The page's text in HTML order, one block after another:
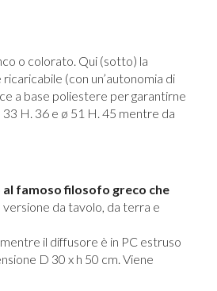
o colorato. Qui (sotto) la
(con un’autonomia di
a base poliestere per garantirne
H. 36 e ø 51 H. 45 mentre da
al famoso filosofo greco che
versione da tavolo, da terra e
il diffusore è in PC estruso
D 30 x h 50 cm. Viene